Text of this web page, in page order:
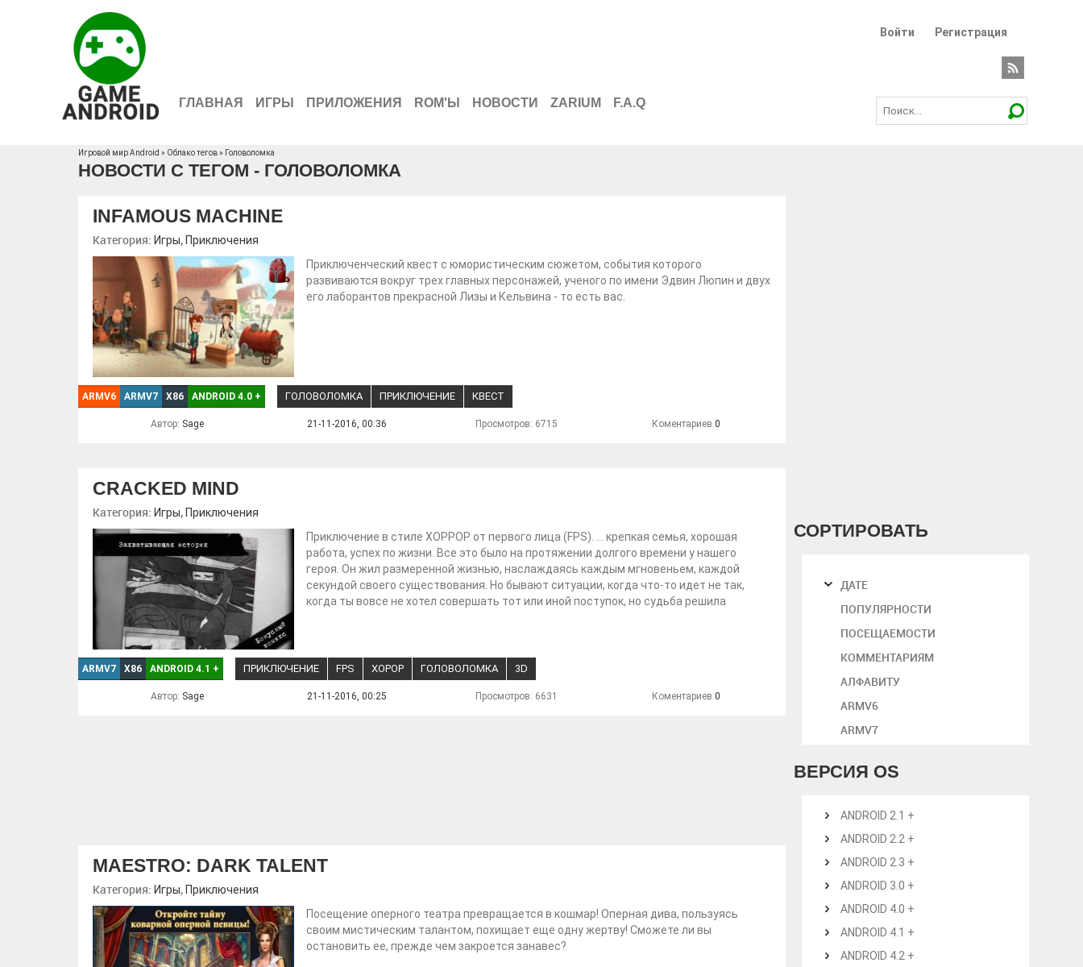
Войти Регистрация
ГЛАВНАЯ ИГРЫ ПРИЛОЖЕНИЯ ROM'Ы НОВОСТИ ZARIUM F.A.Q
Игровой мир Android » Облако тегов» Головоломка
НОВОСТИ С ТЕГОМ - ГОЛОВОЛОМКА
INFAMOUS MACHINE
Категория: Игры, Приключения
Приключенческий квест с юмористическим сюжетом, события которого
развиваются вокруг трех главных персонажей, ученого по имени Эдвин Люпин и двух
его лаборантов прекрасной Лизы и Кельвина - то есть вас.
ARMV6 ARMV7 X86 ANDROID 4.0 + ГОЛОВОЛОМКА ПРИКЛЮЧЕНИЕ КВЕСТ
Автор: Sage 21-11-2016, 00:36 Просмотров: 6715 Коментариев 0
CRACKED MIND
Категория: Игры, Приключения
Приключение в стиле ХОРРОР от первого лица (FPS). ... крепкая семья, хорошая
работа, успех по жизни. Все это было на протяжении долгого времени у нашего
героя. Он жил размеренной жизнью, наслаждаясь каждым мгновеньем, каждой
секундой своего существования. Но бывают ситуации, когда что-то идет не так,
когда ты вовсе не хотел совершать тот или иной поступок, но судьба решила
ARMV7 X86 ANDROID 4.1 + ПРИКЛЮЧЕНИЕ FPS ХОРОР ГОЛОВОЛОМКА 3D
Автор: Sage 21-11-2016, 00:25 Просмотров: 6631 Коментариев 0
MAESTRO: DARK TALENT
Категория: Игры, Приключения
Посещение оперного театра превращается в кошмар! Оперная дива, пользуясь
своим мистическим талантом, похищает еще одну жертву! Сможете ли вы
остановить ее, прежде чем закроется занавес?
СОРТИРОВАТЬ
ДАТЕ
ПОПУЛЯРНОСТИ
ПОСЕЩАЕМОСТИ
КОММЕНТАРИЯМ
АЛФАВИТУ
ARMV6
ARMV7
ВЕРСИЯ OS
ANDROID 2.1 +
ANDROID 2.2 +
ANDROID 2.3 +
ANDROID 3.0 +
ANDROID 4.0 +
ANDROID 4.1 +
ANDROID 4.2 +